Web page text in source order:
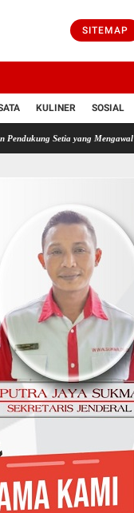
SITEMAP
KULINER SOSIAL
yang Mengawal dari Titik Nol